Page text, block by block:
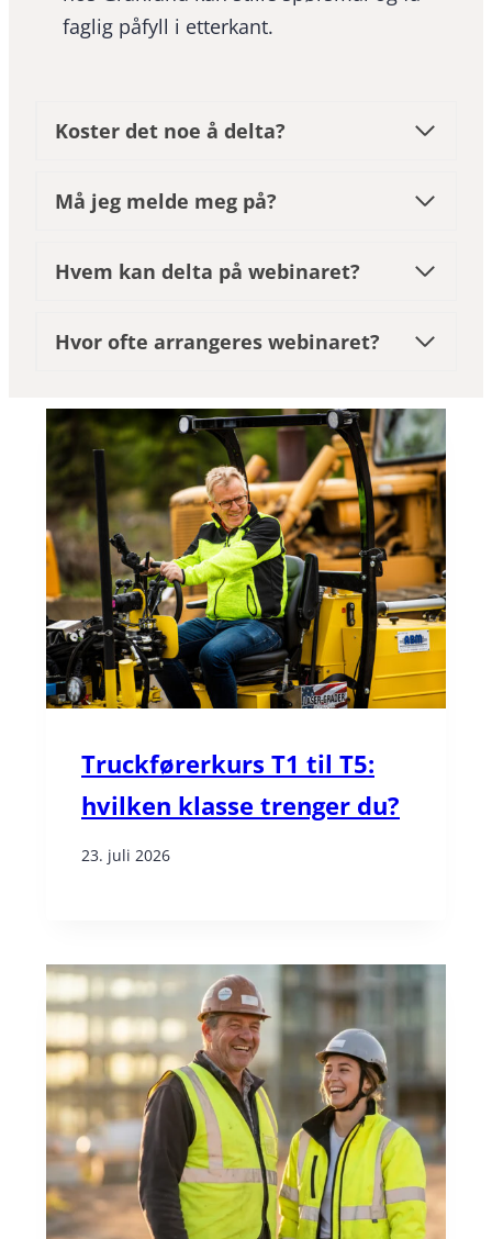
faglig påfyll i etterkant.
Koster det noe å delta?
Må jeg melde meg på?
Hvem kan delta på webinaret?
Hvor ofte arrangeres webinaret?
Truckførerkurs T1 til T5:
hvilken klasse trenger du?
23. juli 2026